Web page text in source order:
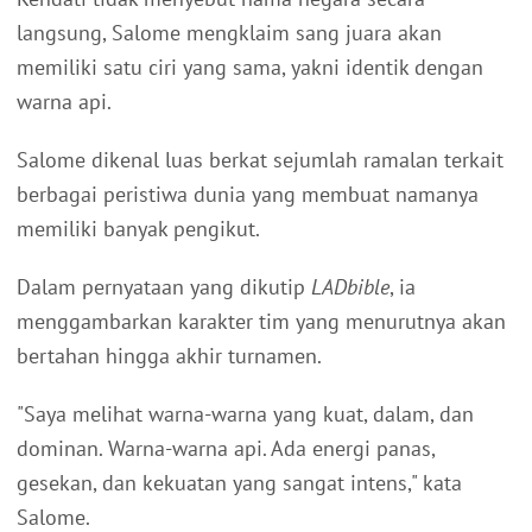
langsung, Salome mengklaim sang juara akan
memiliki satu ciri yang sama, yakni identik dengan
warna api.
Salome dikenal luas berkat sejumlah ramalan terkait
berbagai peristiwa dunia yang membuat namanya
memiliki banyak pengikut.
Dalam pernyataan yang dikutip LADbible, ia
menggambarkan karakter tim yang menurutnya akan
bertahan hingga akhir turnamen.
"Saya melihat warna-warna yang kuat, dalam, dan
dominan. Warna-warna api. Ada energi panas,
gesekan, dan kekuatan yang sangat intens," kata
Salome.